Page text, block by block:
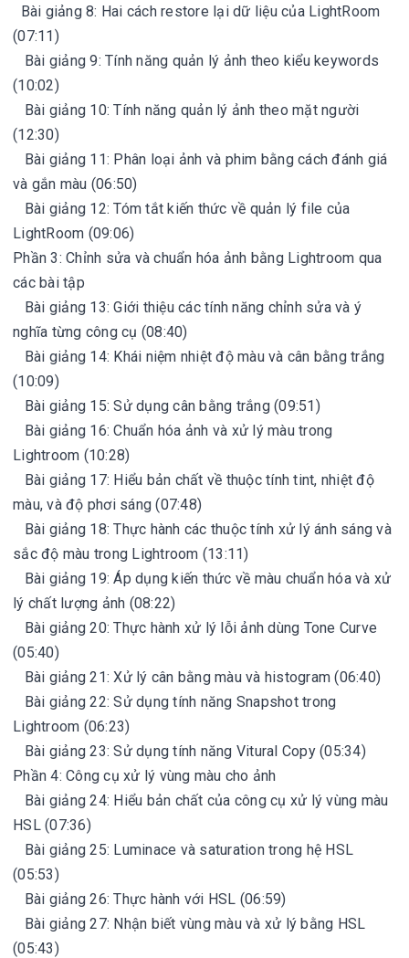
Bài giảng 8: Hai cách restore lại dữ liệu của LightRoom
(07:11)
Bài giảng 9: Tính năng quản lý ảnh theo kiểu keywords
(10:02)
Bài giảng 10: Tính năng quản lý ảnh theo mặt người
(12:30)
Bài giảng 11: Phân loại ảnh và phim bằng cách đánh giá
và gắn màu (06:50)
Bài giảng 12: Tóm tắt kiến thức về quản lý file của
LightRoom (09:06)
Phần 3: Chỉnh sửa và chuẩn hóa ảnh bằng Lightroom qua
các bài tập
Bài giảng 13: Giới thiệu các tính năng chỉnh sửa và ý
nghĩa từng công cụ (08:40)
Bài giảng 14: Khái niệm nhiệt độ màu và cân bằng trắng
(10:09)
Bài giảng 15: Sử dụng cân bằng trắng (09:51)
Bài giảng 16: Chuẩn hóa ảnh và xử lý màu trong
Lightroom (10:28)
Bài giảng 17: Hiểu bản chất về thuộc tính tint, nhiệt độ
màu, và độ phơi sáng (07:48)
Bài giảng 18: Thực hành các thuộc tính xử lý ánh sáng và
sắc độ màu trong Lightroom (13:11)
Bài giảng 19: Áp dụng kiến thức về màu chuẩn hóa và xử
lý chất lượng ảnh (08:22)
Bài giảng 20: Thực hành xử lý lỗi ảnh dùng Tone Curve
(05:40)
Bài giảng 21: Xử lý cân bằng màu và histogram (06:40)
Bài giảng 22: Sử dụng tính năng Snapshot trong
Lightroom (06:23)
Bài giảng 23: Sử dụng tính năng Vitural Copy (05:34)
Phần 4: Công cụ xử lý vùng màu cho ảnh
Bài giảng 24: Hiểu bản chất của công cụ xử lý vùng màu
HSL (07:36)
Bài giảng 25: Luminace và saturation trong hệ HSL
(05:53)
Bài giảng 26: Thực hành với HSL (06:59)
Bài giảng 27: Nhận biết vùng màu và xử lý bằng HSL
(05:43)